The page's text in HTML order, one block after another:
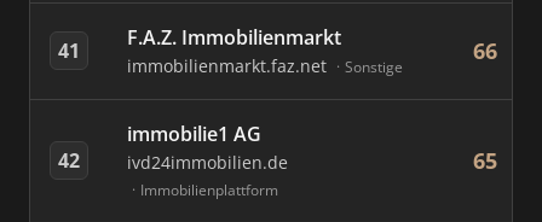
41 F.A.Z. Immobilienmarkt
immobilienmarkt.faz.net Sonstige
66
42
immobilie1 AG
ivd24immobilien.de
Immobilienplattform
65